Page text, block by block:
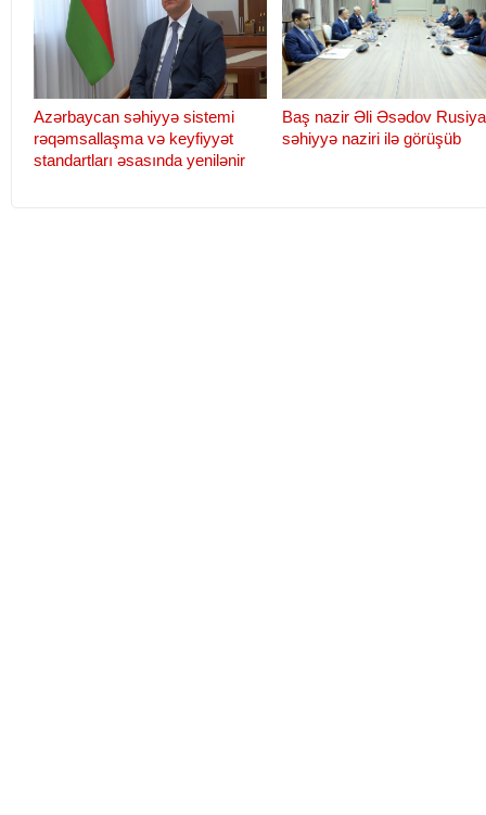
Azərbaycan səhiyyə sistemi
rəqəmsallaşma və keyfiyyət
standartları əsasında yenilənir
Baş nazir Əli Əsədov
səhiyyə naziri ilə görüşüb